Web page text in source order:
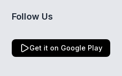
Follow Us
Get it on Google Play